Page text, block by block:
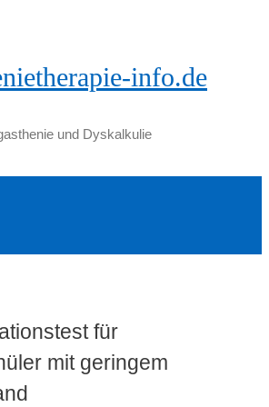
info.de
und Dyskalkulie
für
mit geringem